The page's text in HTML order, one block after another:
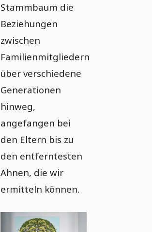
Stammbaum die
Beziehungen
zwischen
Familienmitgliedern
über verschiedene
Generationen
hinweg,
angefangen bei
den Eltern bis zu
den entferntesten
Ahnen, die wir
ermitteln können.